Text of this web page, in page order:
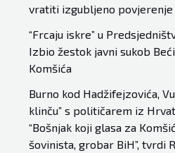
vratiti izgubljeno povjerenje
“Frcaju iskre” u
Izbio žestok javni sukob
Komšića
Burno kod Hadžifejzovića,
klinču” s političarem iz
“Bošnjak koji glasa za
šovinista, grobar BiH”, tvrdi